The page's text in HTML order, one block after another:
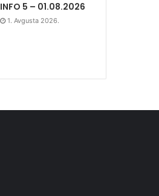
INFO 5 – 01.08.2026
1. Avgusta 2026.